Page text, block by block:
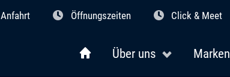
Anfahrt Öffnungszeiten Click & Meet
Über uns Marken